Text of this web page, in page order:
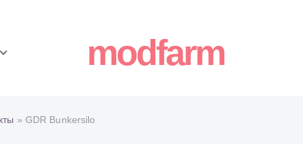
modfarm
» GDR Bunkersilo